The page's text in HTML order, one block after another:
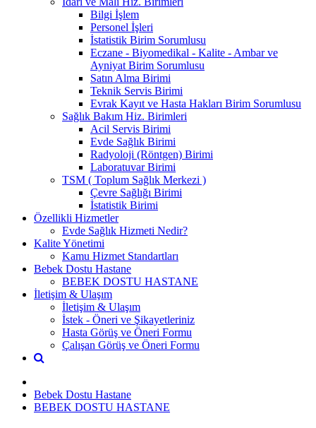
Bilgi İşlem
Personel İşleri
İstatistik Birim Sorumlusu
Eczane - Biyomedikal - Kalite - Ambar ve
Ayniyat Birim Sorumlusu
Satın Alma Birimi
Teknik Servis Birimi
Evrak Kayıt ve Hasta Hakları Birim Sorumlusu
Sağlık Bakım Hiz. Birimleri
Acil Servis Birimi
Evde Sağlık Birimi
Radyoloji (Röntgen) Birimi
Laboratuvar Birimi
TSM ( Toplum Sağlık Merkezi )
Çevre Sağlığı Birimi
İstatistik Birimi
Özellikli Hizmetler
Evde Sağlık Hizmeti Nedir?
Kalite Yönetimi
Kamu Hizmet Standartları
Bebek Dostu Hastane
BEBEK DOSTU HASTANE
İletişim & Ulaşım
İletişim & Ulaşım
İstek - Öneri ve Şikayetleriniz
Hasta Görüş ve Öneri Formu
Çalışan Görüş ve Öneri Formu
Bebek Dostu Hastane
BEBEK DOSTU HASTANE